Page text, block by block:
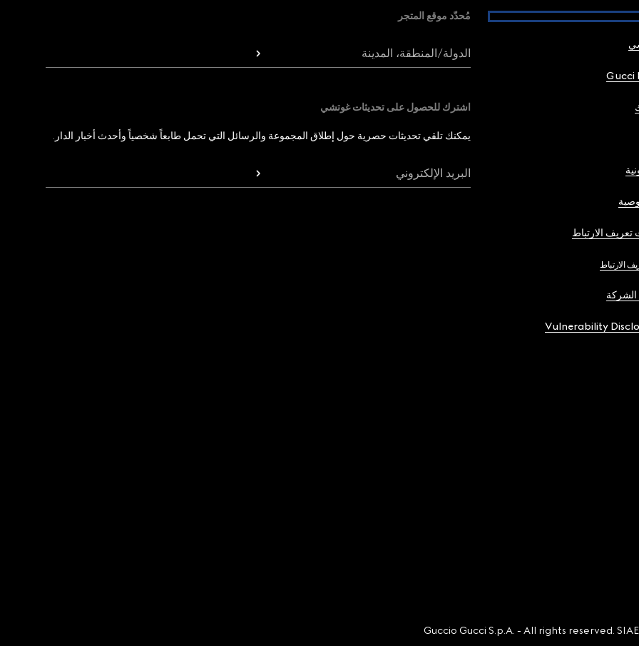
Gucci
الارتباط
الارتباط
Vulnerability
مُحدّد موقع المتجر
الدولة/المنطقة، المدينة
اشترك للحصول على تحديثات غوتشي
يمكنك تلقي تحديثات حصرية حول إطلاق المجموعة والرسائل التي تحمل طابعاً شخصياً وأحدث أخبار الدار.
البريد الإلكتروني